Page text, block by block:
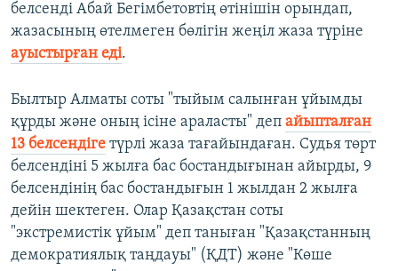
белсенді Абай Бегімбетовтің өтінішін орындап,
жазасының өтелмеген бөлігін жеңіл жаза түріне
ауыстырған еді.
Былтыр Алматы соты "тыйым салынған ұйымды
құрды және оның ісіне араласты" деп айыпталған
13 белсендіге түрлі жаза тағайындаған. Судья төрт
белсендіні 5 жылға бас бостандығынан айырды, 9
белсендінің бас бостандығын 1 жылдан 2 жылға
дейін шектеген. Олар Қазақстан соты
"экстремистік ұйым" деп таныған "Қазақстанның
демократиялық таңдауы" (ҚДТ) және "Көше